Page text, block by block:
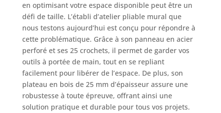
en optimisant votre espace disponible peut être un
défi de taille. L’établi d’atelier pliable mural que
nous testons aujourd’hui est conçu pour répondre à
cette problématique. Grâce à son panneau en acier
perforé et ses 25 crochets, il permet de garder vos
outils à portée de main, tout en se repliant
facilement pour libérer de l’espace. De plus, son
plateau en bois de 25 mm d’épaisseur assure une
robustesse à toute épreuve, offrant ainsi une
solution pratique et durable pour tous vos projets.